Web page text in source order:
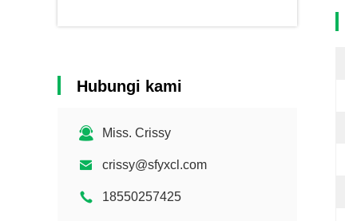
Hubungi kami
Miss. Crissy
crissy@sfyxcl.com
18550257425